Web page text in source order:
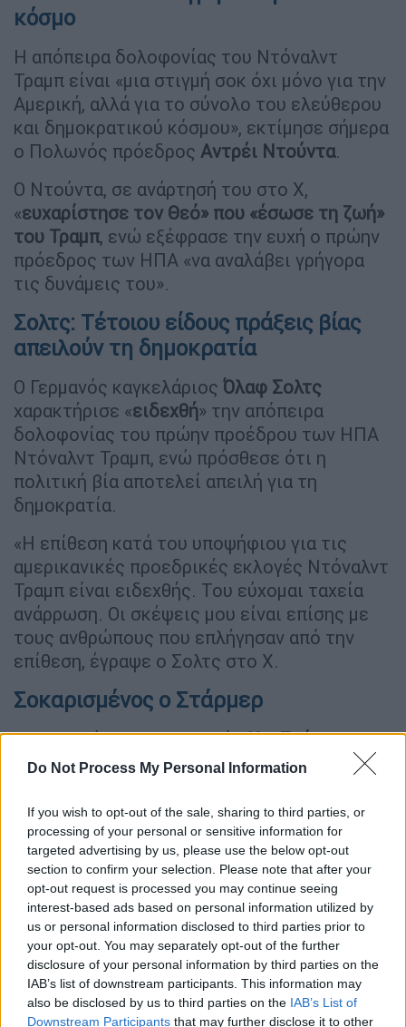
Do Not Process My Personal Information
If you wish to opt-out of the sale, sharing to third parties, or
processing of your personal or sensitive information for
targeted advertising by us, please use the below opt-out
section to confirm your selection. Please note that after your
opt-out request is processed you may continue seeing
interest-based ads based on personal information utilized by
us or personal information disclosed to third parties prior to
your opt-out. You may separately opt-out of the further
disclosure of your personal information by third parties on the
IAB’s list of downstream participants. This information may
also be disclosed by us to third parties on the IAB’s List of
Downstream Participants that may further disclose it to other
κόσμο
Η απόπειρα δολοφονίας του Ντόναλντ
Τραμπ είναι «μια στιγμή σοκ όχι μόνο για την
Αμερική, αλλά για το σύνολο του ελεύθερου
και δημοκρατικού κόσμου», εκτίμησε σήμερα
ο Πολωνός πρόεδρος Αντρέι Ντούντα.
Ο Ντούντα, σε ανάρτησή του στο Χ,
«ευχαρίστησε τον Θεό» που «έσωσε τη ζωή»
του Τραμπ, ενώ εξέφρασε την ευχή ο πρώην
πρόεδρος των ΗΠΑ «να αναλάβει γρήγορα
τις δυνάμεις του».
Σολτς: Τέτοιου είδους πράξεις βίας
απειλούν τη δημοκρατία
Ο Γερμανός καγκελάριος Όλαφ Σολτς
χαρακτήρισε «ειδεχθή» την απόπειρα
δολοφονίας του πρώην προέδρου των ΗΠΑ
Ντόναλντ Τραμπ, ενώ πρόσθεσε ότι η
πολιτική βία αποτελεί απειλή για τη
δημοκρατία.
«Η επίθεση κατά του υποψήφιου για τις
αμερικανικές προεδρικές εκλογές Ντόναλντ
Τραμπ είναι ειδεχθής. Του εύχομαι ταχεία
ανάρρωση. Οι σκέψεις μου είναι επίσης με
τους ανθρώπους που επλήγησαν από την
επίθεση, έγραψε ο Σολτς στο Χ.
Σοκαρισμένος ο Στάρμερ
Ο Βρετανός πρωθυπουργόςΚιρ Στάρμερ
δήλωσε «σοκαρισμένος». «Η πολιτική βία
κοινωνίες μας. Οι σκέψεις μου είναι με όλα
τα θύματα αυτής της επίθεσης», επεσήμανε.
Στο πλευρό του Τραμπ ο Όρμπαν